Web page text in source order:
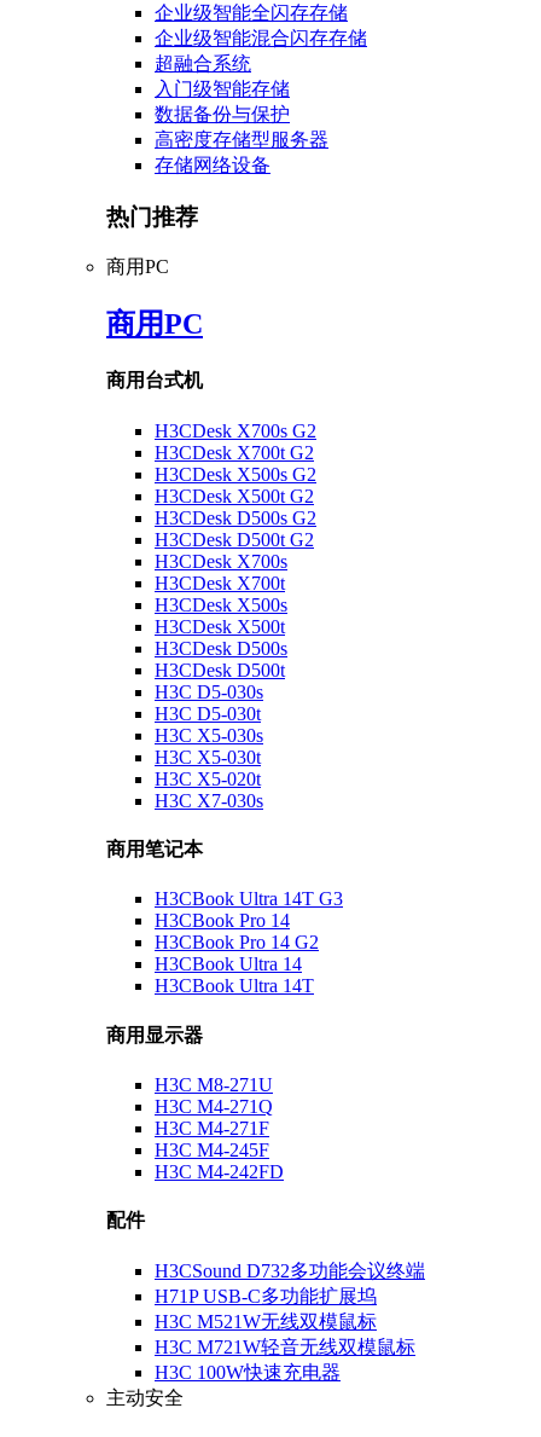
企业级智能全闪存存储
企业级智能混合闪存存储
超融合系统
入门级智能存储
数据备份与保护
高密度存储型服务器
存储网络设备
热门推荐
商用PC
商用PC
商用台式机
H3CDesk X700s G2
H3CDesk X700t G2
H3CDesk X500s G2
H3CDesk X500t G2
H3CDesk D500s G2
H3CDesk D500t G2
H3CDesk X700s
H3CDesk X700t
H3CDesk X500s
H3CDesk X500t
H3CDesk D500s
H3CDesk D500t
H3C D5-030s
H3C D5-030t
H3C X5-030s
H3C X5-030t
H3C X5-020t
H3C X7-030s
商用笔记本
H3CBook Ultra 14T G3
H3CBook Pro 14
H3CBook Pro 14 G2
H3CBook Ultra 14
H3CBook Ultra 14T
商用显示器
H3C M8-271U
H3C M4-271Q
H3C M4-271F
H3C M4-245F
H3C M4-242FD
配件
H3CSound D732多功能会议终端
H71P USB-C多功能扩展坞
H3C M521W无线双模鼠标
H3C M721W轻音无线双模鼠标
H3C 100W快速充电器
主动安全